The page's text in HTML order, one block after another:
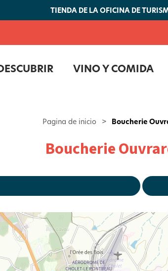
TIENDA DE LA OFICINA DE
VINO Y COMIDA
Pagina de inicio > Boucherie
Boucherie